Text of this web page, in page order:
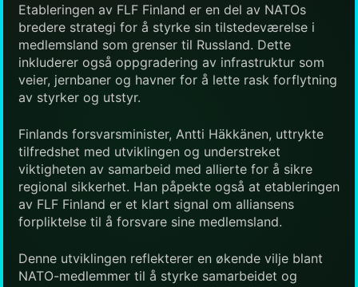
Etableringen av FLF Finland er en del av NATOs
bredere strategi for å styrke sin tilstedeværelse i
medlemsland som grenser til Russland. Dette
inkluderer også oppgradering av infrastruktur som
veier, jernbaner og havner for å lette rask forflytning
av styrker og utstyr.
Finlands forsvarsminister, Antti Häkkänen, uttrykte
tilfredshet med utviklingen og understreket
viktigheten av samarbeid med allierte for å sikre
regional sikkerhet. Han påpekte også at etableringen
av FLF Finland er et klart signal om alliansens
forpliktelse til å forsvare sine medlemsland.
Denne utviklingen reflekterer en økende vilje blant
NATO-medlemmer til å styrke samarbeidet og